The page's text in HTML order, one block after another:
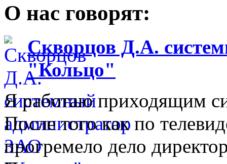
О нас говорят:
Скворцов Д.А.
"Кольцо"
Я работаю приходящим
После того как по
прогремело дело